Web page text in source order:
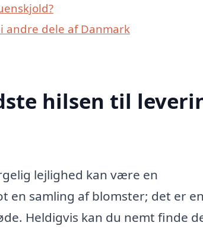
dele af Danmark
hilsen til
lejlighed kan være en
en samling af blomster; det er
Heldigvis kan du nemt finde